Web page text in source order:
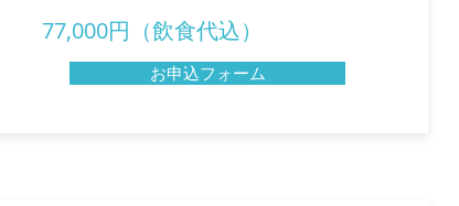
77,000円（飲食代込）
お申込フォーム